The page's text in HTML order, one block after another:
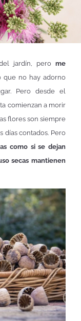
jardín, pero me
que no hay adorno
Pero desde el
comienzan a morir
flores son siempre
días contados. Pero
como si se dejan
secas mantienen